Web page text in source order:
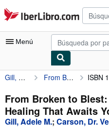
Pasar al contenido principal
IberLibro.com
Menú
Mi cuenta
Consultar mis pedidos
Búsqueda avanzada
Gill, Adele M. From Broken to Blest: Embracing the Healing That Awaits You ISBN
From Broken to
Healing That Awaits
Gill, Adele M.; Carson, Dr.